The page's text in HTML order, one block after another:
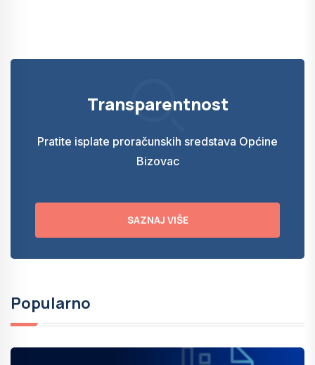
Transparentnost
Pratite isplate proračunskih sredstava Općine
Bizovac
SAZNAJ VIŠE
Popularno